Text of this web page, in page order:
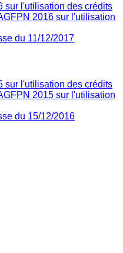
sur l'utilisation des crédits
2016 sur l'utilisation
du 11/12/2017
sur l'utilisation des crédits
2015 sur l'utilisation
du 15/12/2016